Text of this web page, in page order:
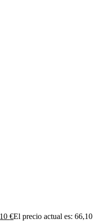
€El precio actual es: